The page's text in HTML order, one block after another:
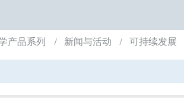
产品系列 新闻与活动 可持续发展